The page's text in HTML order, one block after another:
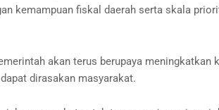
kemampuan fiskal daerah serta skala
akan terus berupaya
dirasakan masyarakat.